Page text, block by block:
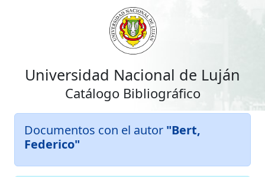
Universidad Nacional de Luján
Catálogo Bibliográfico
Documentos con el autor "Bert,
Federico"